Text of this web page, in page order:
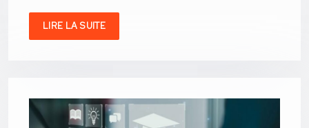
LIRE LA SUITE